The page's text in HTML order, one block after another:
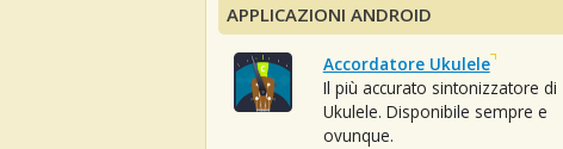
APPLICAZIONI ANDROID
Accordatore Ukulele
Il più accurato sintonizzatore di
Ukulele. Disponibile sempre e
ovunque.